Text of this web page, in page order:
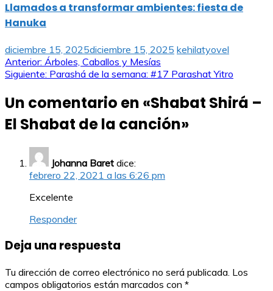
Llamados a transformar ambientes: fiesta de
Hanuka
diciembre 15, 2025diciembre 15, 2025 kehilatyovel
Navegación
entradas
Anterior: Árboles, Caballos y Mesías
Siguiente: Parashá de la semana: #17 Parashat Yitro
Un comentario en «Shabat Shirá –
El Shabat de la canción»
Johanna Baret dice:
febrero 22, 2021 a las 6:26 pm
Excelente
Responder
Deja una respuesta
Tu dirección de correo electrónico no será publicada. Los
campos obligatorios están marcados con *